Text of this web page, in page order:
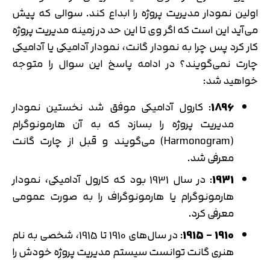
اولین نمودار مدیریت پروژه را ابداع کند. سوالی که پیش
می‌آید این است که اگر وی تا این حد در زمینه مدیریت پروژه
کار کرد پس چرا به نمودار گانت، نمودار آدامیکی یا آدامیکی
چارت نمی‌گویند؟ در ادامه پاسخ این سوال را متوجه
خواهید شد:
1896: کارول آدامیکی موفق شد نخستین نمودار
مدیریت پروژه را بسازد که به آن هارمونوگرام
(Harmonogram) می‌گویند و قبل از چارت گانت
معرفی شد.
1931
: در سال 1931 بود که کارول آدامیکی، نمودار
هارمونوگرام یا هارمونوگراف را به صورت عمومی
معرفی کرد.
1910
–
: در سال‌های 1910 تا 1915، شخصی به نام
هنری گانت توانست سیستم مدیریت پروژه خودش را